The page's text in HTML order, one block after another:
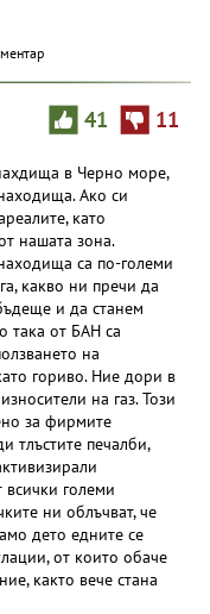
41 11
в Черно море,
Ако си
като
нашата зона.
са по-големи
какво ни пречи да
и да станем
така от БАН са
на
гориво. Ние дори в
на газ. Този
за фирмите
тлъстите печалби,
всички големи
ни облъчват, че
дето едните се
от които обаче
както вече стана